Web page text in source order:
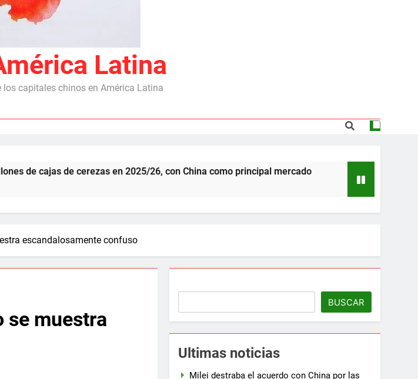
Latina
capitales chinos en América Latina
de cerezas en 2025/26, con China como principal mercado
6 Meses Ago
escandalosamente confuso
se muestra
BUSCAR
Ultimas noticias
Milei destraba el acuerdo con China por las